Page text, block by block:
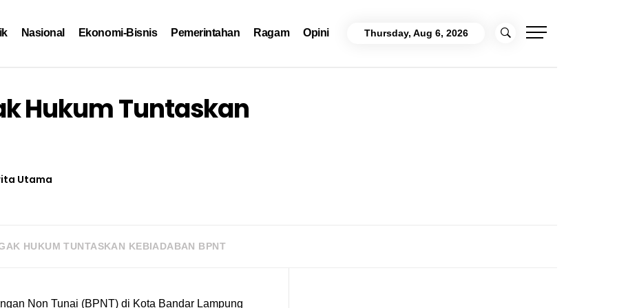
Nasional Ekonomi-Bisnis Pemerintahan Ragam Opini Thursday, Aug 6, 2026
Hukum Tuntaskan
Utama
HUKUM TUNTASKAN KEBIADABAN BPNT
Non Tunai (BPNT) di Kota Bandar Lampung